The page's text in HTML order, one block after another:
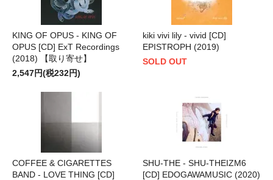
KING OF OPUS - KING OF
OPUS [CD] ExT Recordings
(2018) 【取り寄せ】
2,547円(税232円)
kiki vivi lily - vivid [CD]
EPISTROPH (2019)
SOLD OUT
COFFEE & CIGARETTES
BAND - LOVE THING [CD]
SHU-THE - SHU-THEIZM6
[CD] EDOGAWAMUSIC (2020)